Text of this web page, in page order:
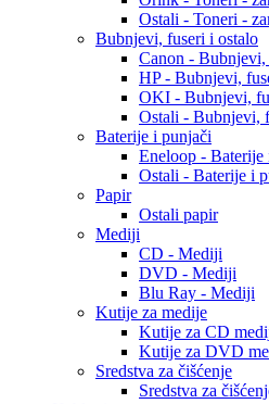
Ostali - Toneri -
Bubnjevi, fuseri i ostalo
Canon -
HP - Bubnjevi,
OKI - Bubnjevi,
Ostali - Bubnjevi,
Baterije i punjači
Eneloop - Baterije
Ostali - Baterije i
Papir
Ostali papir
Mediji
CD - Mediji
DVD - Mediji
Blu Ray - Mediji
Kutije za medije
Kutije za CD
Kutije za DVD
Sredstva za čišćenje
Sredstva za